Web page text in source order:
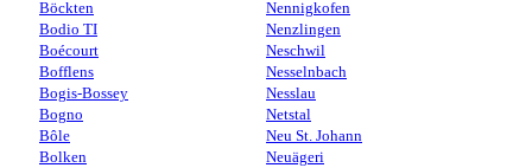
Böckten
Bodio TI
Boécourt
Bofflens
Bogis-Bossey
Bogno
Bôle
Bolken
Nennigkofen
Nenzlingen
Neschwil
Nesselnbach
Nesslau
Netstal
Neu St. Johann
Neuägeri